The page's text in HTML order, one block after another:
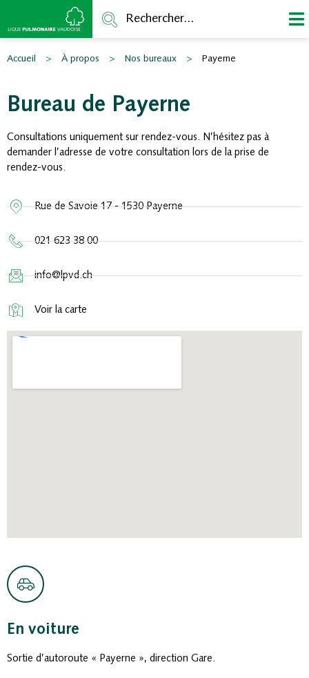
Rechercher...
Accueil > À propos > Nos bureaux > Payerne
Bureau de Payerne
Consultations uniquement sur rendez-vous. N’hésitez pas à
demander l’adresse de votre consultation lors de la prise de
rendez-vous.
Rue de Savoie 17 - 1530 Payerne
021 623 38 00
info@lpvd.ch
Voir la carte
En voiture
Sortie d’autoroute « Payerne », direction Gare.